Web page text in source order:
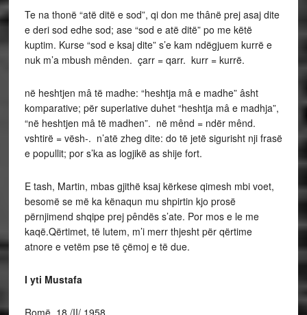
Te na thonë “atë ditë e sod”, qi don me thânë prej asaj dite
e deri sod edhe sod; ase “sod e atë ditë” po me këtë
kuptim. Kurse “sod e ksaj dite” s’e kam ndëgjuem kurrë e
nuk m’a mbush mênden. çarr = qarr. kurr = kurrë.
në heshtjen mâ të madhe: “heshtja mâ e madhe” âsht
komparative; për superlative duhet “heshtja mâ e madhja”,
“në heshtjen mâ të madhen”. në mênd = ndër mênd.
vshtirë = vësh-. n’atë zheg dite: do të jetë sigurisht nji frasë
e popullit; por s’ka as logjikë as shije fort.
E tash, Martin, mbas gjithë ksaj kërkese qimesh mbi voet,
besomë se më ka kënaqun mu shpirtin kjo prosë
përnjimend shqipe prej pêndës s’ate. Por mos e le me
kaqë.Qërtimet, të lutem, m’i merr thjesht për qërtime
atnore e vetëm pse të çëmoj e të due.
I yti Mustafa
Romë, 18 /II/ 1958